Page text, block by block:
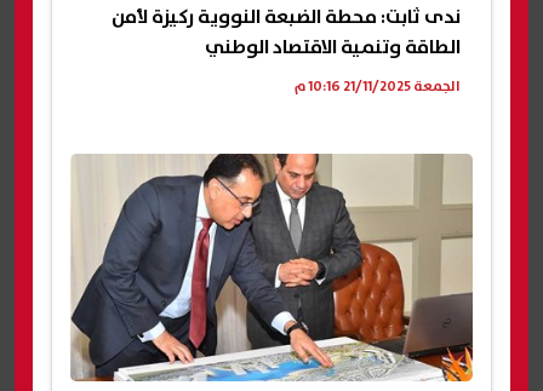
ندى ثابت: محطة الضبعة النووية ركيزة لأمن
الطاقة وتنمية الاقتصاد الوطني
الجمعة 21/11/2025 10:16 م